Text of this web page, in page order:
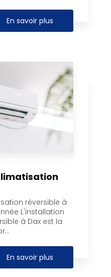
En savoir plus
réversible à
L'installation
à Dax est la
En savoir plus